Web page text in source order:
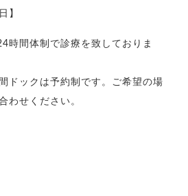
】
時間体制で診療を致しておりま
ドックは予約制です。ご希望の場
わせください。